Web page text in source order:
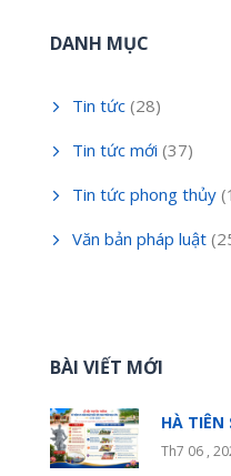
DANH MỤC
Tin tức (28)
Tin tức mới (37)
Tin tức phong thủy
Văn bản pháp luật
BÀI VIẾT MỚI
HÀ TIÊN
Th7 06 ,